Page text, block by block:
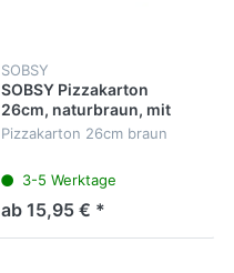
SOBSY
SOBSY Pizzakarton
26cm, naturbraun, mit
Design, VE 100 Stück
Pizzakarton 26cm braun
3-5 Werktage
ab 15,95 € *